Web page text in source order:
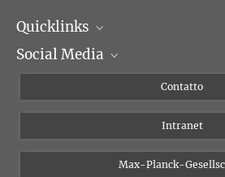
roell@biblhertz.it
Quicklinks
Dipartimenti di ricerca
Social Media
Instagram
Bluesky
Contatto
Intranet
Max-Planck-